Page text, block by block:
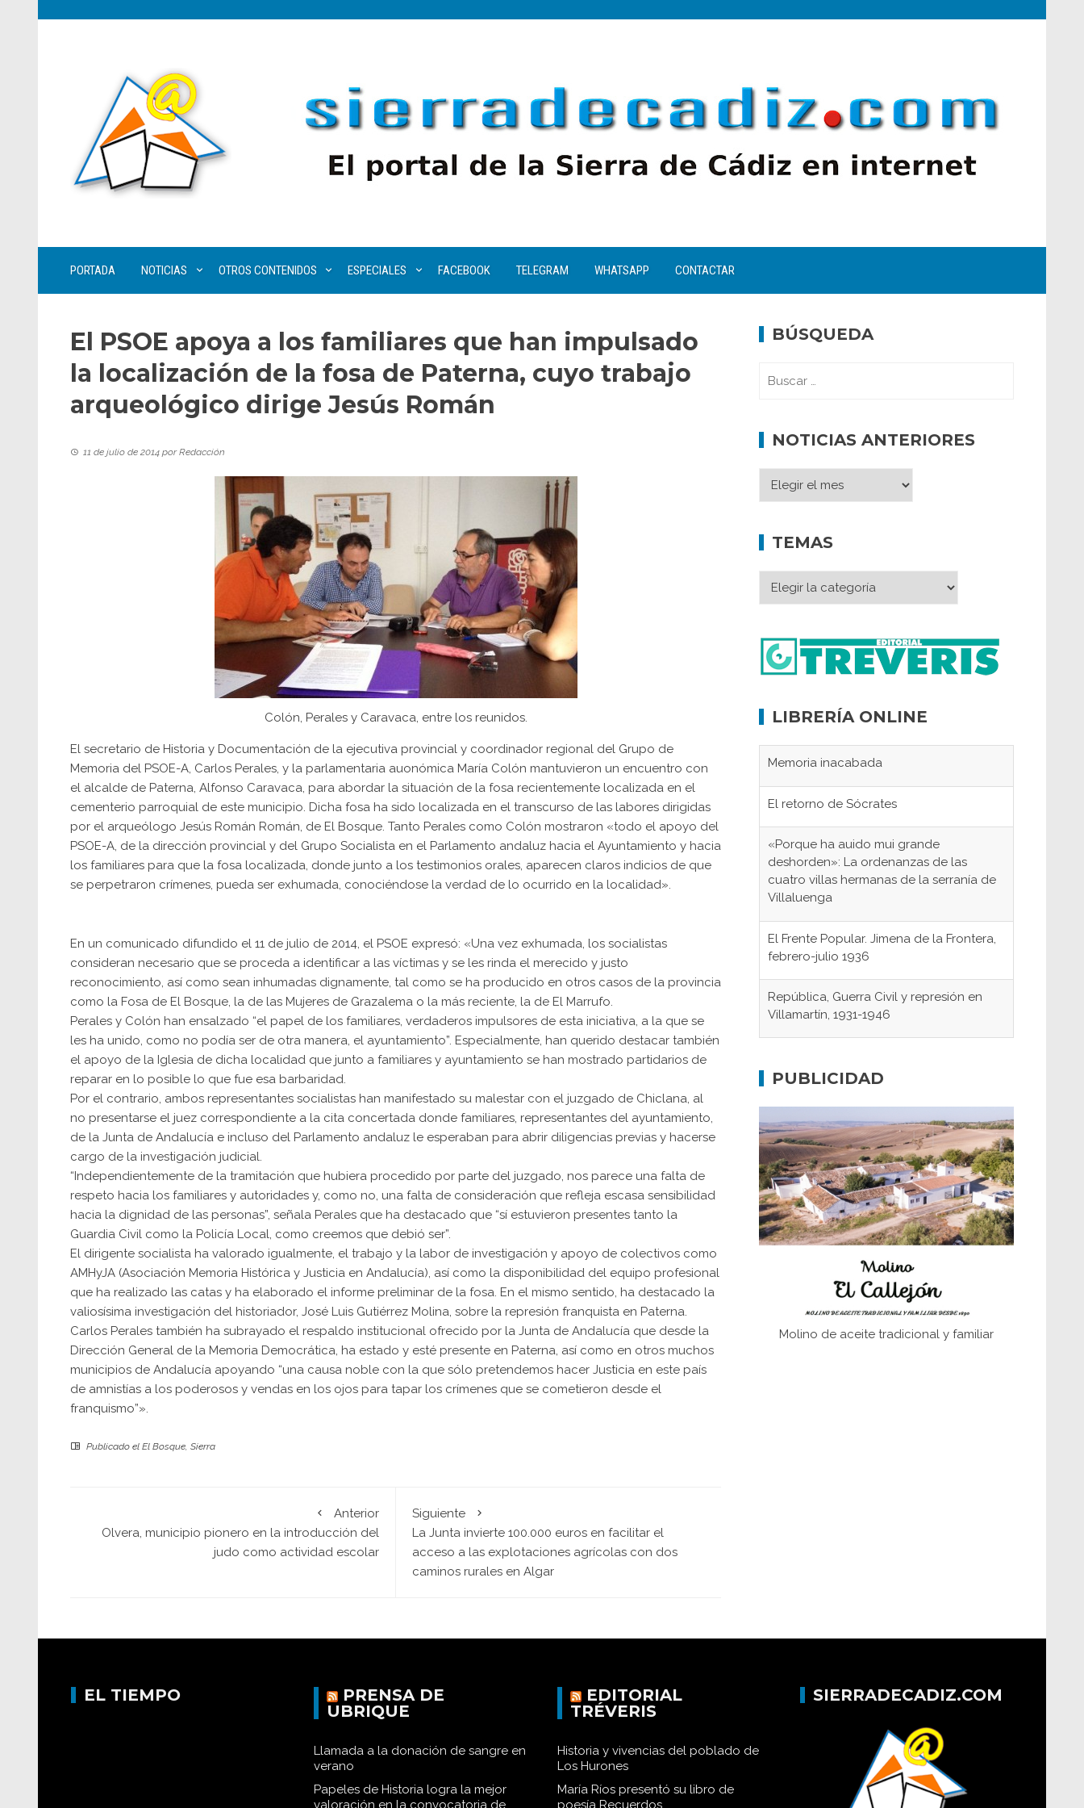
PORTADA NOTICIAS OTROS CONTENIDOS ESPECIALES FACEBOOK TELEGRAM WHATSAPP CONTACTAR
El PSOE apoya a los familiares que han impulsado
la localización de la fosa de Paterna, cuyo trabajo
arqueológico dirige Jesús Román
11 de julio de 2014 porRedacción
Colón, Perales y Caravaca, entre los reunidos.
El secretario de Historia y Documentación de la ejecutiva provincial y coordinador regional del Grupo de
Memoria del PSOE-A, Carlos Perales, y la parlamentaria auonómica María Colón mantuvieron un encuentro con
el alcalde de Paterna, Alfonso Caravaca, para abordar la situación de la fosa recientemente localizada en el
cementerio parroquial de este municipio. Dicha fosa ha sido localizada en el transcurso de las labores dirigidas
por el arqueólogo Jesús Román Román, de El Bosque. Tanto Perales como Colón mostraron «todo el apoyo del
PSOE-A, de la dirección provincial y del Grupo Socialista en el Parlamento andaluz hacia el Ayuntamiento y hacia
los familiares para que la fosa localizada, donde junto a los testimonios orales, aparecen claros indicios de que
se perpetraron crímenes, pueda ser exhumada, conociéndose la verdad de lo ocurrido en la localidad».
En un comunicado difundido el 11 de julio de 2014, el PSOE expresó: «Una vez exhumada, los socialistas
consideran necesario que se proceda a identificar a las víctimas y se les rinda el merecido y justo
reconocimiento, así como sean inhumadas dignamente, tal como se ha producido en otros casos de la provincia
como la Fosa de El Bosque, la de las Mujeres de Grazalema o la más reciente, la de El Marrufo.
Perales y Colón han ensalzado “el papel de los familiares, verdaderos impulsores de esta iniciativa, a la que se
les ha unido, como no podía ser de otra manera, el ayuntamiento”. Especialmente, han querido destacar también
el apoyo de la Iglesia de dicha localidad que junto a familiares y ayuntamiento se han mostrado partidarios de
reparar en lo posible lo que fue esa barbaridad.
Por el contrario, ambos representantes socialistas han manifestado su malestar con el juzgado de Chiclana, al
no presentarse el juez correspondiente a la cita concertada donde familiares, representantes del ayuntamiento,
de la Junta de Andalucía e incluso del Parlamento andaluz le esperaban para abrir diligencias previas y hacerse
cargo de la investigación judicial.
“Independientemente de la tramitación que hubiera procedido por parte del juzgado, nos parece una falta de
respeto hacia los familiares y autoridades y, como no, una falta de consideración que refleja escasa sensibilidad
hacia la dignidad de las personas”, señala Perales que ha destacado que “sí estuvieron presentes tanto la
Guardia Civil como la Policía Local, como creemos que debió ser”.
El dirigente socialista ha valorado igualmente, el trabajo y la labor de investigación y apoyo de colectivos como
AMHyJA (Asociación Memoria Histórica y Justicia en Andalucía), así como la disponibilidad del equipo profesional
que ha realizado las catas y ha elaborado el informe preliminar de la fosa. En el mismo sentido, ha destacado la
valiosísima investigación del historiador, José Luis Gutiérrez Molina, sobre la represión franquista en Paterna.
Carlos Perales también ha subrayado el respaldo institucional ofrecido por la Junta de Andalucía que desde la
Dirección General de la Memoria Democrática, ha estado y esté presente en Paterna, así como en otros muchos
municipios de Andalucía apoyando “una causa noble con la que sólo pretendemos hacer Justicia en este país
de amnistías a los poderosos y vendas en los ojos para tapar los crímenes que se cometieron desde el
franquismo”».
Publicado el El Bosque, Sierra
Anterior
Olvera, municipio pionero en la introducción del
judo como actividad escolar
Siguiente
La Junta invierte 100.000 euros en facilitar el
acceso a las explotaciones agrícolas con dos
caminos rurales en Algar
BÚSQUEDA
NOTICIAS ANTERIORES
TEMAS
LIBRERÍA ONLINE
Memoria inacabada
El retorno de Sócrates
«Porque ha auido mui grande
deshorden»: La ordenanzas de las
cuatro villas hermanas de la serranía de
Villaluenga
El Frente Popular. Jimena de la Frontera,
febrero-julio 1936
República, Guerra Civil y represión en
Villamartín, 1931-1946
concentración nazis
fundaciones de Bornos
El Frente Popular. Ubrique, febrero-julio
1936
Juntar las letras. La alfabetización en el
campo: del afán de saber a la
Historia y vivencias del poblado de Los
PUBLICIDAD
Molino de aceite tradicional y familiar
EL TIEMPO
PRENSA DE
UBRIQUE
Llamada a la donación de sangre en
verano
Papeles de Historia logra la mejor
valoración en la convocatoria de
EDITORIAL
TRÉVERIS
Historia y vivencias del poblado de
Los Hurones
María Ríos presentó su libro de
poesía Recuerdos
SIERRADECADIZ.COM